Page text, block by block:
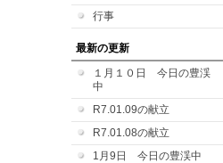
行事
最新の更新
１月１０日 今日の豊渓
中
R7.01.09の献立
R7.01.08の献立
1月9日 今日の豊渓中